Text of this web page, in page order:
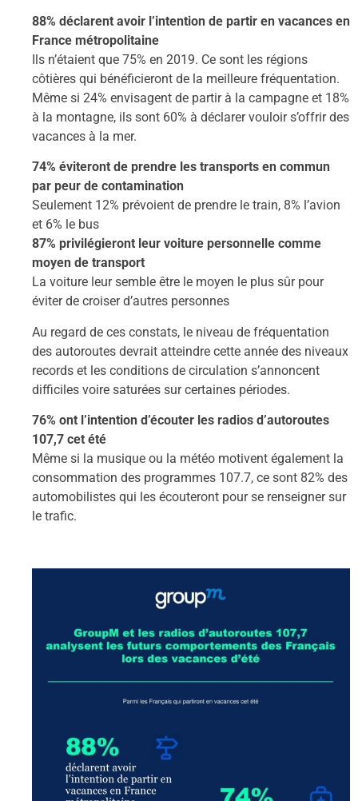
88% déclarent avoir l’intention de partir en vacances en
France métropolitaine
Ils n’étaient que 75% en 2019. Ce sont les régions
côtières qui bénéficieront de la meilleure fréquentation.
Même si 24% envisagent de partir à la campagne et 18%
à la montagne, ils sont 60% à déclarer vouloir s’offrir des
vacances à la mer.
74% éviteront de prendre les transports en commun
par peur de contamination
Seulement 12% prévoient de prendre le train, 8% l’avion
et 6% le bus
87% privilégieront leur voiture personnelle comme
moyen de transport
La voiture leur semble être le moyen le plus sûr pour
éviter de croiser d’autres personnes
Au regard de ces constats, le niveau de fréquentation
des autoroutes devrait atteindre cette année des niveaux
records et les conditions de circulation s’annoncent
difficiles voire saturées sur certaines périodes.
76% ont l’intention d’écouter les radios d’autoroutes
107,7 cet été
Même si la musique ou la météo motivent également la
consommation des programmes 107.7, ce sont 82% des
automobilistes qui les écouteront pour se renseigner sur
le trafic.